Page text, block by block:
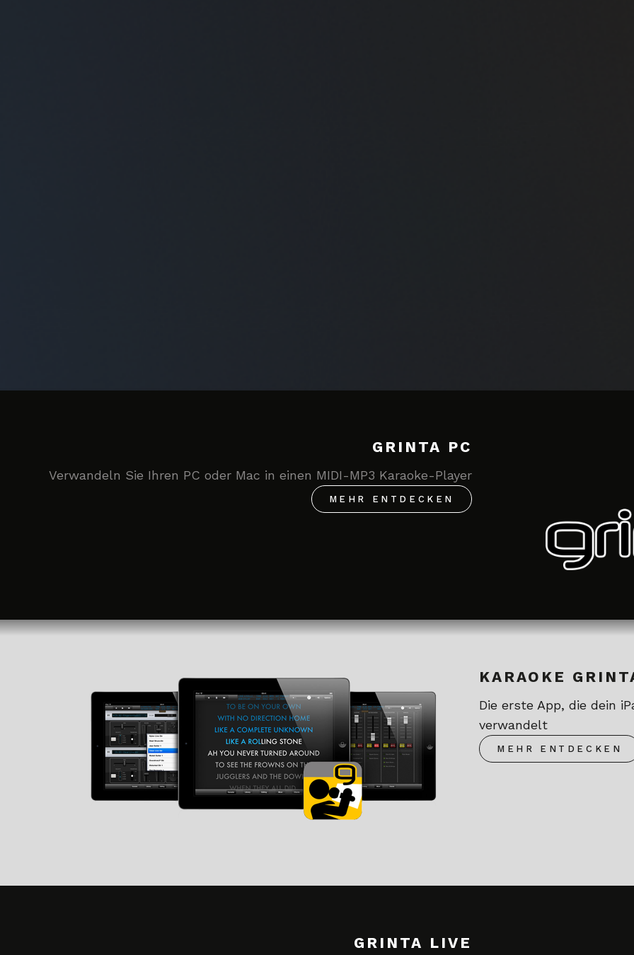
GRINTA PC
Verwandeln Sie Ihren PC oder Mac in einen MIDI-MP3 Karaoke-Player
MEHR ENTDECKEN
KARAOKE
Die erste App, die dein
verwandelt
MEHR ENTDECKEN
GRINTA LIVE